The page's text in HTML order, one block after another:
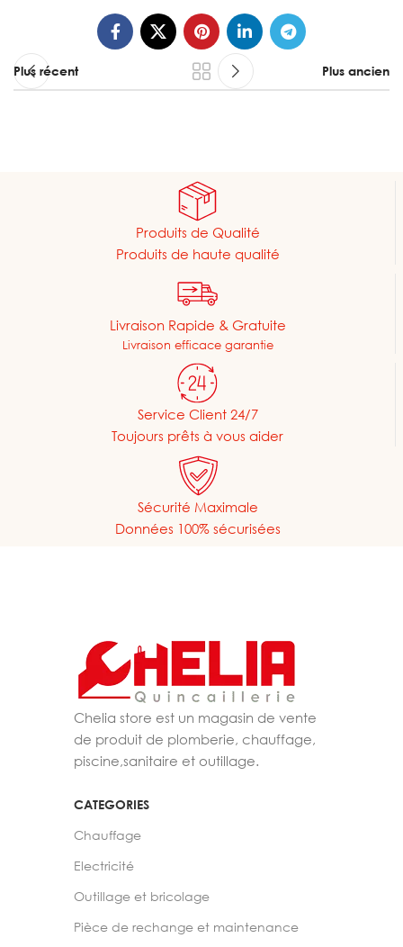
Plus récent Plus ancien
Produits de Qualité
Produits de haute qualité
Livraison Rapide & Gratuite
Livraison efficace garantie
Service Client 24/7
Toujours prêts à vous aider
Sécurité Maximale
Données 100% sécurisées
Chelia store est un magasin de vente
de produit de plomberie, chauffage,
piscine,sanitaire et outillage.
CATEGORIES
Chauffage
Electricité
Outillage et bricolage
Pièce de rechange et maintenance